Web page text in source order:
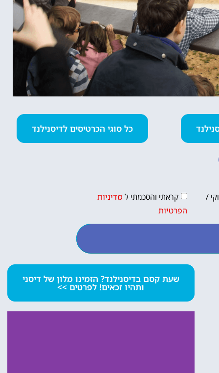
כל סוגי הכרטיסים לדיסנילנד
/
קראתי והסכמתי ל מדיניות
הפרטיות
שעת קסם בדיסנילנד? הזמינו מלון של דיסני
ותהיו זכאים! לפרטים >>